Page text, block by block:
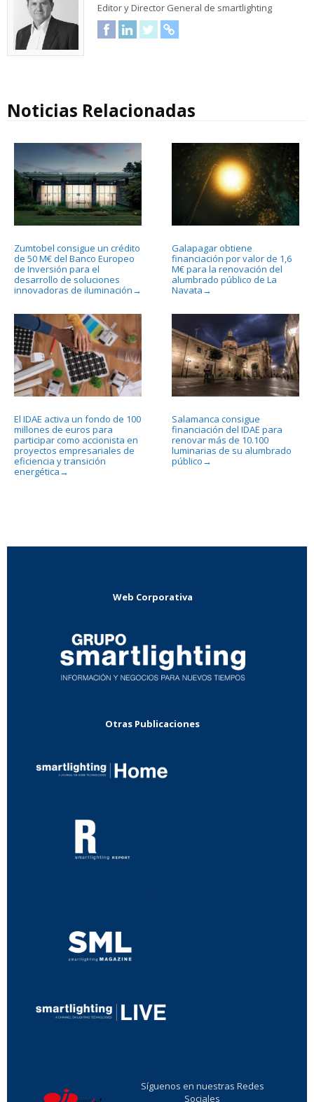
Editor y Director General de smartlighting
FacebookLinkedInTwitter
Noticias Relacionadas
Zumtobel consigue un crédito
de 50 M€ del Banco Europeo
de Inversión para el
desarrollo de soluciones
innovadoras de iluminación →
Galapagar obtiene
financiación por valor de 1,6
M€ para la renovación del
alumbrado público de La
Navata →
El IDAE activa un fondo de 100
millones de euros para
participar como accionista en
proyectos empresariales de
eficiencia y transición
energética →
Salamanca consigue
financiación del IDAE para
renovar más de 10.100
luminarias de su alumbrado
público →
Web Corporativa
Otras Publicaciones
Síguenos en nuestras Redes
Sociales